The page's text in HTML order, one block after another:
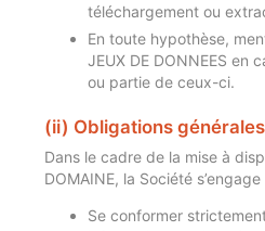
téléchargement ou
En toute hypothèse,
JEUX DE DONNEES en
ou partie de ceux-ci.
(ii) Obligations
Dans le cadre de la mise à
DOMAINE, la Société s’engage
Se conformer